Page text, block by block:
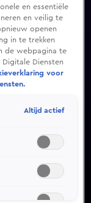
en essentiële
en veilig te
openen
in te trekken
de webpagina te
Digitale Diensten
voor
Altijd actief